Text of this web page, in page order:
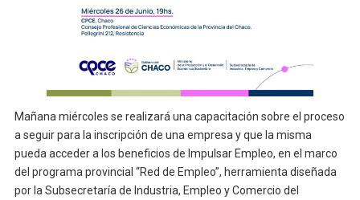
Mañana miércoles se realizará una capacitación sobre el proceso
a seguir para la inscripción de una empresa y que la misma
pueda acceder a los beneficios de Impulsar Empleo, en el marco
del programa provincial “Red de Empleo”, herramienta diseñada
por la Subsecretaría de Industria, Empleo y Comercio del